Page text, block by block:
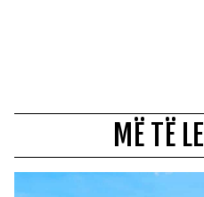
MË TË